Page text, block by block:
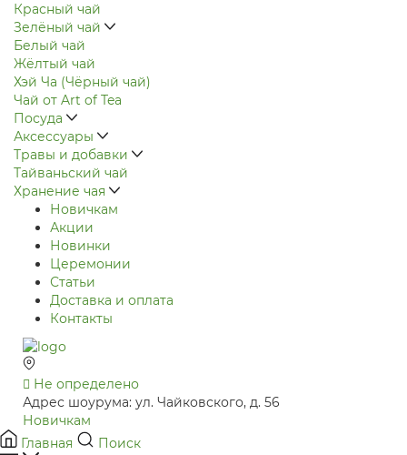
Красный чай
Зелёный чай
Белый чай
Жёлтый чай
Хэй Ча (Чёрный чай)
Чай от Art of Tea
Посуда
Аксессуары
Травы и добавки
Тайваньский чай
Хранение чая
Новичкам
Акции
Новинки
Церемонии
Статьи
Доставка и оплата
Контакты
Не определено
Адрес шоурума: ул. Чайковского, д. 56
Новичкам
Главная
Поиск